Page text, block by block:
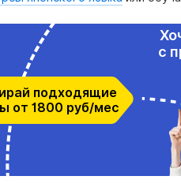
с
подходящие
от 1800 руб/мес